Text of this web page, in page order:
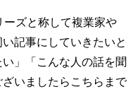
ーズと称して複業家や
記事にしていきたいと
」「こんな人の話を聞
いましたらこちらまで